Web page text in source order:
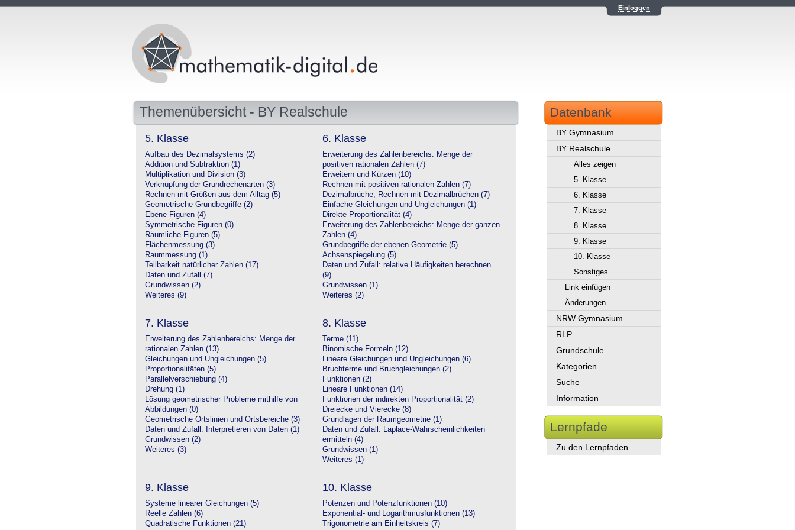
Einloggen
Themenübersicht - BY Realschule
5. Klasse
Aufbau des Dezimalsystems (2)
Addition und Subtraktion (1)
Multiplikation und Division (3)
Verknüpfung der Grundrechenarten (3)
Rechnen mit Größen aus dem Alltag (5)
Geometrische Grundbegriffe (2)
Ebene Figuren (4)
Symmetrische Figuren (0)
Räumliche Figuren (5)
Flächenmessung (3)
Raummessung (1)
Teilbarkeit natürlicher Zahlen (17)
Daten und Zufall (7)
Grundwissen (2)
Weiteres (9)
6. Klasse
Erweiterung des Zahlenbereichs: Menge der
positiven rationalen Zahlen (7)
Erweitern und Kürzen (10)
Rechnen mit positiven rationalen Zahlen (7)
Dezimalbrüche; Rechnen mit Dezimalbrüchen (7)
Einfache Gleichungen und Ungleichungen (1)
Direkte Proportionalität (4)
Erweiterung des Zahlenbereichs: Menge der ganzen
Zahlen (4)
Grundbegriffe der ebenen Geometrie (5)
Achsenspiegelung (5)
Daten und Zufall: relative Häufigkeiten berechnen
(9)
Grundwissen (1)
Weiteres (2)
7. Klasse
Erweiterung des Zahlenbereichs: Menge der
rationalen Zahlen (13)
Gleichungen und Ungleichungen (5)
Proportionalitäten (5)
Parallelverschiebung (4)
Drehung (1)
Lösung geometrischer Probleme mithilfe von
Abbildungen (0)
Geometrische Ortslinien und Ortsbereiche (3)
Daten und Zufall: Interpretieren von Daten (1)
Grundwissen (2)
Weiteres (3)
8. Klasse
Terme (11)
Binomische Formeln (12)
Lineare Gleichungen und Ungleichungen (6)
Bruchterme und Bruchgleichungen (2)
Funktionen (2)
Lineare Funktionen (14)
Funktionen der indirekten Proportionalität (2)
Dreiecke und Vierecke (8)
Grundlagen der Raumgeometrie (1)
Daten und Zufall: Laplace-Wahrscheinlichkeiten
ermitteln (4)
Grundwissen (1)
Weiteres (1)
9. Klasse
Systeme linearer Gleichungen (5)
Reelle Zahlen (6)
Quadratische Funktionen (21)
10. Klasse
Potenzen und Potenzfunktionen (10)
Exponential- und Logarithmusfunktionen (13)
Trigonometrie am Einheitskreis (7)
Datenbank
BY Gymnasium
BY Realschule
Alles zeigen
5. Klasse
6. Klasse
7. Klasse
8. Klasse
9. Klasse
10. Klasse
Sonstiges
Link einfügen
Änderungen
NRW Gymnasium
RLP
Grundschule
Kategorien
Suche
Information
Lernpfade
Zu den Lernpfaden